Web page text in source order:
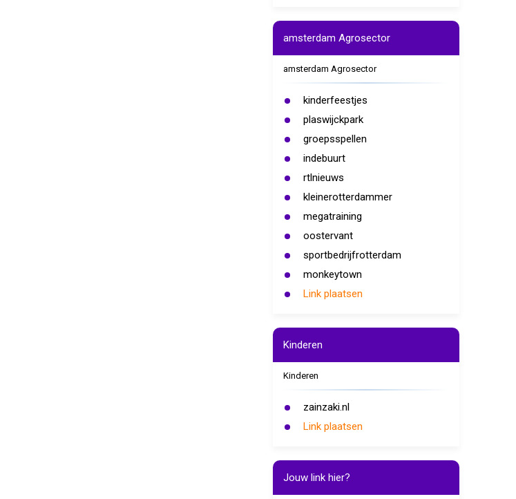
amsterdam Agrosector
amsterdam Agrosector
kinderfeestjes
plaswijckpark
groepsspellen
indebuurt
rtlnieuws
kleinerotterdammer
megatraining
oostervant
sportbedrijfrotterdam
monkeytown
Link plaatsen
Kinderen
Kinderen
zainzaki.nl
Link plaatsen
Jouw link hier?